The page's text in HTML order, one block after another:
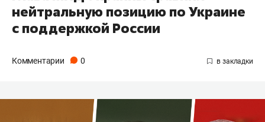
нейтральную позицию по Украине
с поддержкой России
Комментарии 0